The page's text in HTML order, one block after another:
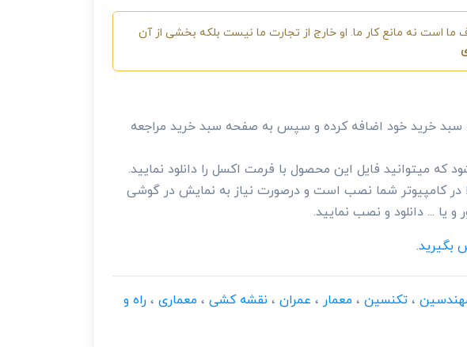
است نه مانع کار ما. او خارج از تجارت ما نیست بلکه بخشی از آن
خرید خود اضافه کرده و سپس به صفحه سبد خرید مراجعه
میتوانید فایل این محصول با فرمت اکسل را دانلود نمایید.
در کامپیوتر شما نصب است و درصورت نیاز به نمایش در گوشی
و یا ... دانلود و نصب نمایید.
بگیرید.
،تکنسین ، معمار ، عمران ، نقشه کشی ، معماری ،راه و